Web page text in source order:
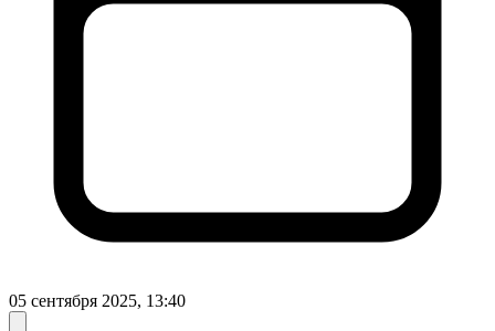
05 сентября 2025, 13:40